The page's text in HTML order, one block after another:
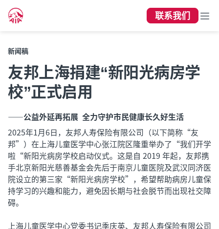
联系我们
新闻稿
友邦上海捐建“新阳光病房学
校”正式启用
——公益外延再拓展 全力守护市民健康长久好生活
2025年1月6日，友邦人寿保险有限公司（以下简称“友
邦”）在上海儿童医学中心张江院区隆重举办了“我们开学
啦“新阳光病房学校启动仪式。这是自 2019 年起，友邦携
手北京新阳光慈善基金会先后于南京儿童医院及武汉同济医
院设立的第三家“新阳光病房学校”，希望帮助病房儿童保
持学习的兴趣和能力，避免因长期与社会脱节而出现社交障
碍。
上海儿童医学中心党委书记季庆英、友邦人寿保险有限公司